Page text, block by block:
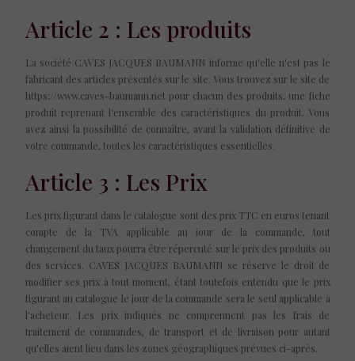
Article 2 : Les produits
La société CAVES JACQUES BAUMANN informe qu'elle n'est pas le
fabricant des articles présentés sur le site. Vous trouvez sur le site de
https://www.caves-baumann.net pour chacun des produits, une fiche
produit reprenant l'ensemble des caractéristiques du produit. Vous
avez ainsi la possibilité de connaître, avant la validation définitive de
votre commande, toutes les caractéristiques essentielles.
Article 3 : Les Prix
Les prix figurant dans le catalogue sont des prix TTC en euros tenant
compte de la TVA applicable au jour de la commande, tout
changement du taux pourra être répercuté sur le prix des produits ou
des services. CAVES JACQUES BAUMANN se réserve le droit de
modifier ses prix à tout moment, étant toutefois entendu que le prix
figurant au catalogue le jour de la commande sera le seul applicable à
l'acheteur. Les prix indiqués ne comprennent pas les frais de
traitement de commandes, de transport et de livraison pour autant
qu'elles aient lieu dans les zones géographiques prévues ci-après.